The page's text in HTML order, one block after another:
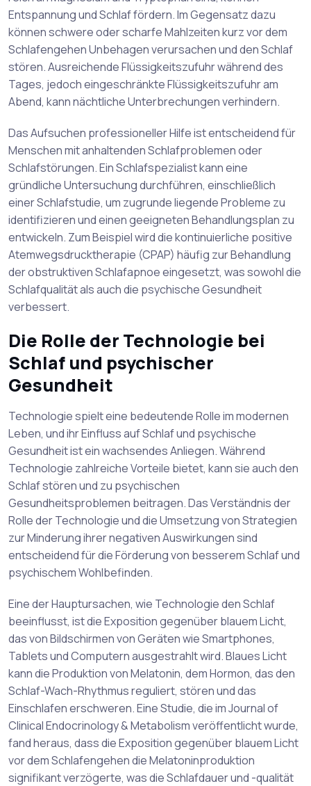
Entspannung und Schlaf fördern. Im Gegensatz dazu
können schwere oder scharfe Mahlzeiten kurz vor dem
Schlafengehen Unbehagen verursachen und den Schlaf
stören. Ausreichende Flüssigkeitszufuhr während des
Tages, jedoch eingeschränkte Flüssigkeitszufuhr am
Abend, kann nächtliche Unterbrechungen verhindern.
Das Aufsuchen professioneller Hilfe ist entscheidend für
Menschen mit anhaltenden Schlafproblemen oder
Schlafstörungen. Ein Schlafspezialist kann eine
gründliche Untersuchung durchführen, einschließlich
einer Schlafstudie, um zugrunde liegende Probleme zu
identifizieren und einen geeigneten Behandlungsplan zu
entwickeln. Zum Beispiel wird die kontinuierliche positive
Atemwegsdrucktherapie (CPAP) häufig zur Behandlung
der obstruktiven Schlafapnoe eingesetzt, was sowohl die
Schlafqualität als auch die psychische Gesundheit
verbessert.
Die Rolle der Technologie bei
Schlaf und psychischer
Gesundheit
Technologie spielt eine bedeutende Rolle im modernen
Leben, und ihr Einfluss auf Schlaf und psychische
Gesundheit ist ein wachsendes Anliegen. Während
Technologie zahlreiche Vorteile bietet, kann sie auch den
Schlaf stören und zu psychischen
Gesundheitsproblemen beitragen. Das Verständnis der
Rolle der Technologie und die Umsetzung von Strategien
zur Minderung ihrer negativen Auswirkungen sind
entscheidend für die Förderung von besserem Schlaf und
psychischem Wohlbefinden.
Eine der Hauptursachen, wie Technologie den Schlaf
beeinflusst, ist die Exposition gegenüber blauem Licht,
das von Bildschirmen von Geräten wie Smartphones,
Tablets und Computern ausgestrahlt wird. Blaues Licht
kann die Produktion von Melatonin, dem Hormon, das den
Schlaf-Wach-Rhythmus reguliert, stören und das
Einschlafen erschweren. Eine Studie, die im Journal of
Clinical Endocrinology & Metabolism veröffentlicht wurde,
fand heraus, dass die Exposition gegenüber blauem Licht
vor dem Schlafengehen die Melatoninproduktion
signifikant verzögerte, was die Schlafdauer und -qualität